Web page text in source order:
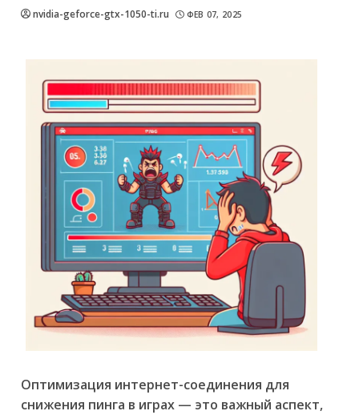
nvidia-geforce-gtx-1050-ti.ru ФЕВ 07, 2025
Оптимизация интернет-соединения для
снижения пинга в играх — это важный аспект,